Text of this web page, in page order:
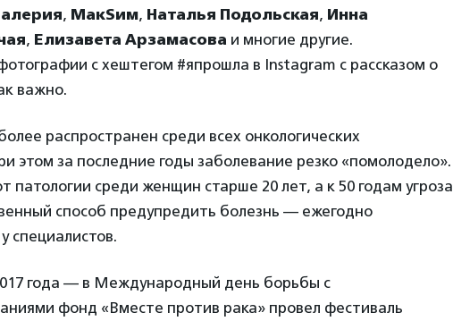
, МакSим, Наталья Подольская, Инна
, Елизавета Арзамасова и многие другие.
с хештегом #япрошла в Instagram с рассказом о
важно.
распространен среди всех онкологических
этом за последние годы заболевание резко «помолодело».
патологии среди женщин старше 20 лет, а к 50 годам угроза
способ предупредить болезнь — ежегодно
специалистов.
года — в Международный день борьбы с
фонд «Вместе против рака» провел фестиваль